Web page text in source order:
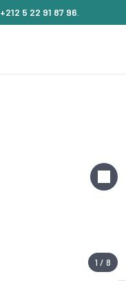
+212 5 22 91 87 96
1 / 8